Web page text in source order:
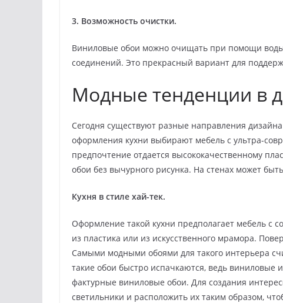
3. Возможность очистки.
Виниловые обои можно очищать при помощи
соединений. Это прекрасный вариант для
Модные тенденции в
Сегодня существуют разные направления
оформления кухни выбирают мебель с ультра-
предпочтение отдается высококачественному
обои без вычурного рисунка. На стенах может
Кухня в стиле хай-тек.
Оформление такой кухни предполагает мебель
из пластика или из искусственного мрамора.
Самыми модными обоями для такого интерьера
такие обои быстро испачкаются, ведь
фактурные виниловые обои. Для создания
светильники и расположить их таким образом,